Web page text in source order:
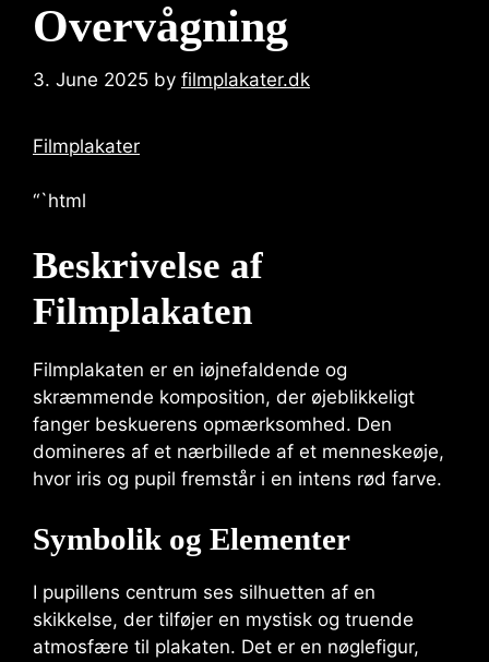
Overvågning
3. June 2025 by filmplakater.dk
Filmplakater
“`html
Beskrivelse af
Filmplakaten
Filmplakaten er en iøjnefaldende og
skræmmende komposition, der øjeblikkeligt
fanger beskuerens opmærksomhed. Den
domineres af et nærbillede af et menneskeøje,
hvor iris og pupil fremstår i en intens rød farve.
Symbolik og Elementer
I pupillens centrum ses silhuetten af en
skikkelse, der tilføjer en mystisk og truende
atmosfære til plakaten. Det er en nøglefigur,